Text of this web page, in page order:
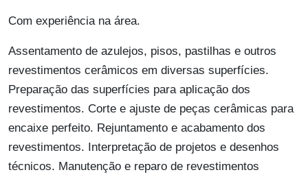
Com experiência na área.
Assentamento de azulejos, pisos, pastilhas e outros
revestimentos cerâmicos em diversas superfícies.
Preparação das superfícies para aplicação dos
revestimentos. Corte e ajuste de peças cerâmicas para
encaixe perfeito. Rejuntamento e acabamento dos
revestimentos. Interpretação de projetos e desenhos
técnicos. Manutenção e reparo de revestimentos